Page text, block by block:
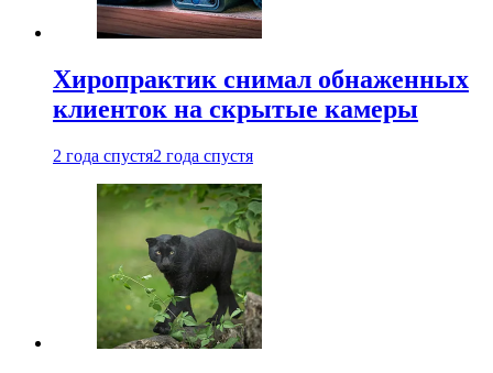
Хиропрактик снимал обнаженных
клиенток на скрытые камеры
2 года спустя2 года спустя